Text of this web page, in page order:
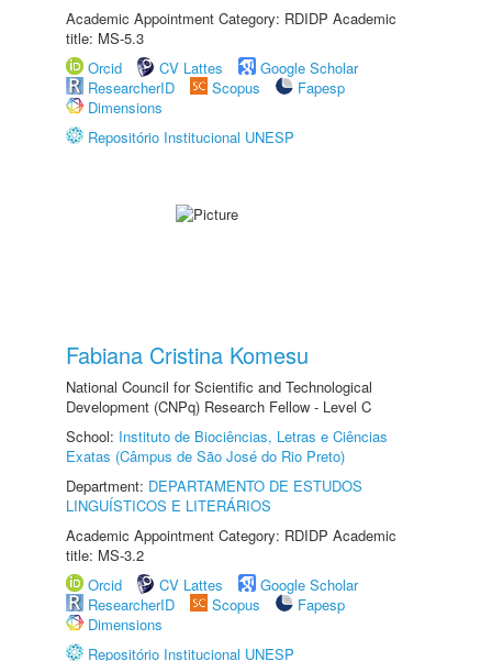
Academic Appointment Category: RDIDP Academic
title: MS-5.3
Orcid
CV Lattes
Google Scholar
ResearcherID
Scopus
Fapesp
Dimensions
Repositório Institucional UNESP
Fabiana Cristina Komesu
National Council for Scientific and Technological
Development (CNPq) Research Fellow - Level C
School: Instituto de Biociências, Letras e Ciências
Exatas (Câmpus de São José do Rio Preto)
Department: DEPARTAMENTO DE ESTUDOS
LINGUÍSTICOS E LITERÁRIOS
Academic Appointment Category: RDIDP Academic
title: MS-3.2
Orcid
CV Lattes
Google Scholar
ResearcherID
Scopus
Fapesp
Dimensions
Repositório Institucional UNESP